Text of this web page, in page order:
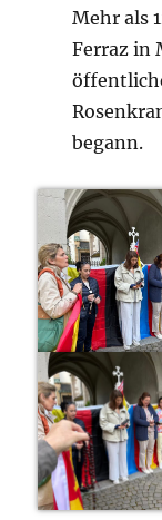
Mehr als
Ferraz in
begann.